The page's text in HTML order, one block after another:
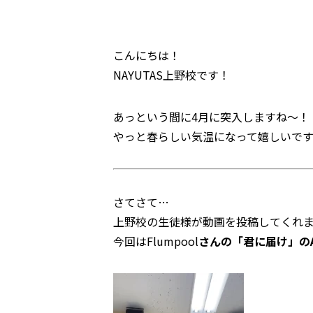
こんにちは！
NAYUTAS上野校です！
あっという間に4月に突入しますね～！
やっと春らしい気温になって嬉しいです
さてさて…
上野校の生徒様が動画を投稿してくれ
今回はFlumpoolさんの「君に届け」